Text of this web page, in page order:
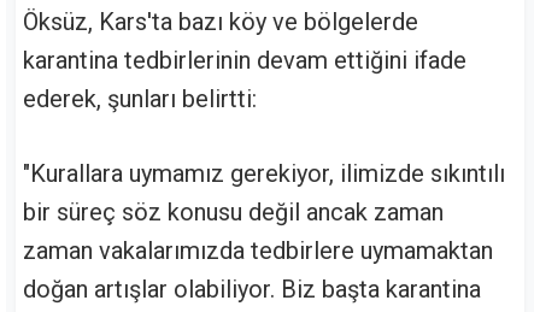
Öksüz, Kars'ta bazı köy ve bölgelerde
karantina tedbirlerinin devam ettiğini ifade
ederek, şunları belirtti:
"Kurallara uymamız gerekiyor, ilimizde sıkıntılı
bir süreç söz konusu değil ancak zaman
zaman vakalarımızda tedbirlere uymamaktan
doğan artışlar olabiliyor. Biz başta karantina